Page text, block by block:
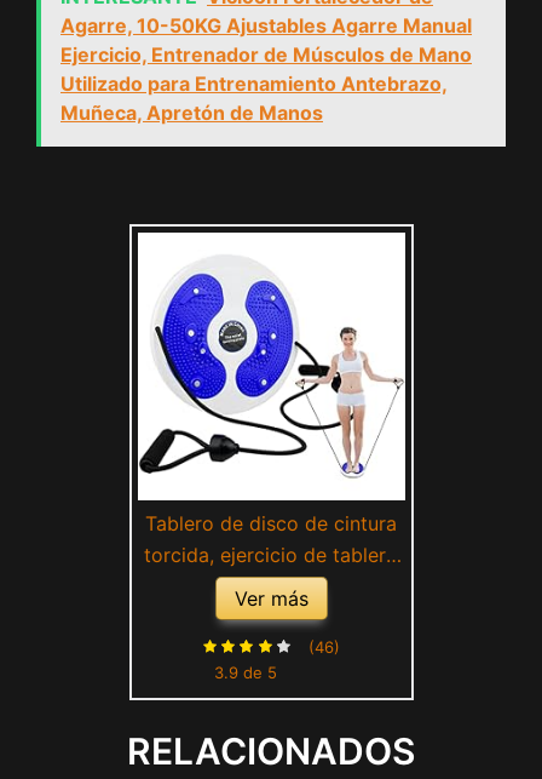
Agarre, 10-50KG Ajustables Agarre Manual
Ejercicio, Entrenador de Músculos de Mano
Utilizado para Entrenamiento Antebrazo,
Muñeca, Apretón de Manos
Tablero de disco de cintura
torcida, ejercicio de tablero
de giro de Aolkee, ejercicio
de cintura, máquina de
ejercicio de torsión y forma
con suela de pie de masaje,
Ver más
3.9 de 5
(46)
RELACIONADOS